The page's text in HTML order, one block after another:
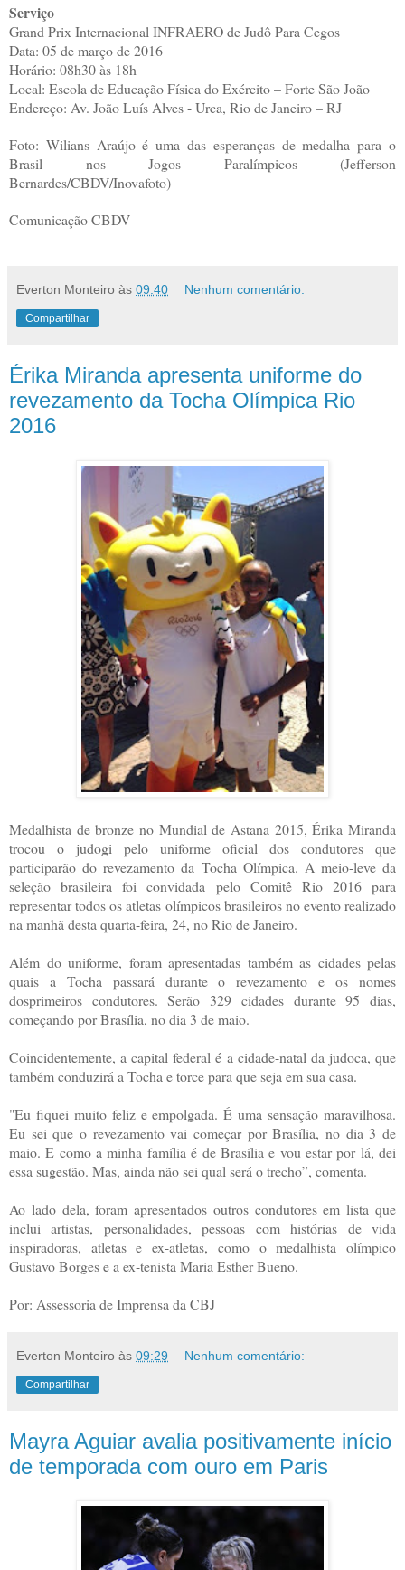
Serviço
Grand Prix Internacional INFRAERO de Judô Para Cegos
Data: 05 de março de 2016
Horário: 08h30 às 18h
Local: Escola de Educação Física do Exército – Forte São João
Endereço: Av. João Luís Alves - Urca, Rio de Janeiro – RJ
Foto: Wilians Araújo é uma das esperanças de medalha para o
Brasil nos Jogos Paralímpicos (Jefferson
Bernardes/CBDV/Inovafoto)
Comunicação CBDV
Everton Monteiro às 09:40 Nenhum comentário:
Compartilhar
Érika Miranda apresenta uniforme do
revezamento da Tocha Olímpica Rio
2016
Medalhista de bronze no Mundial de Astana 2015, Érika Miranda
trocou o judogi pelo uniforme oficial dos condutores que
participarão do revezamento da Tocha Olímpica. A meio-leve da
seleção brasileira foi convidada pelo Comitê Rio 2016 para
representar todos os atletas olímpicos brasileiros no evento realizado
na manhã desta quarta-feira, 24, no Rio de Janeiro.
Além do uniforme, foram apresentadas também as cidades pelas
quais a Tocha passará durante o revezamento e os nomes
dosprimeiros condutores. Serão 329 cidades durante 95 dias,
começando por Brasília, no dia 3 de maio.
Coincidentemente, a capital federal é a cidade-natal da judoca, que
também conduzirá a Tocha e torce para que seja em sua casa.
"Eu fiquei muito feliz e empolgada. É uma sensação maravilhosa.
Eu sei que o revezamento vai começar por Brasília, no dia 3 de
maio. E como a minha família é de Brasília e vou estar por lá, dei
essa sugestão. Mas, ainda não sei qual será o trecho”, comenta.
Ao lado dela, foram apresentados outros condutores em lista que
inclui artistas, personalidades, pessoas com histórias de vida
inspiradoras, atletas e ex-atletas, como o medalhista olímpico
Gustavo Borges e a ex-tenista Maria Esther Bueno.
Por: Assessoria de Imprensa da CBJ
Everton Monteiro às 09:29 Nenhum comentário:
Compartilhar
Mayra Aguiar avalia positivamente início
de temporada com ouro em Paris